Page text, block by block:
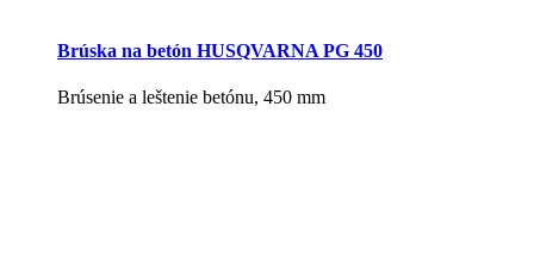
Brúska na betón HUSQVARNA PG 450
Brúsenie a leštenie betónu, 450 mm